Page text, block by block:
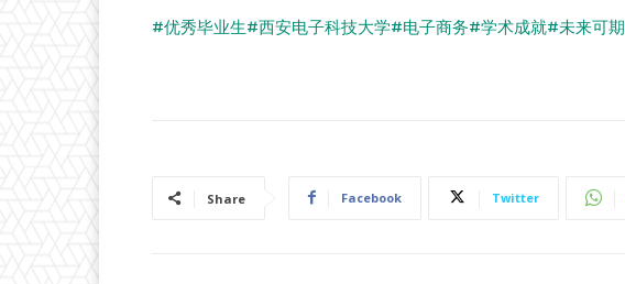
#优秀毕业生#西安电子科技大学#电子商务#学术成就#未来可期
Share Facebook Twitter